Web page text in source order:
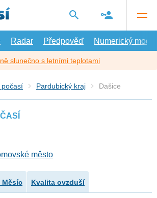
Radar Předpověď Numerický model
slunečno s letními teplotami
počasí Pardubický kraj Dašice
město
Měsíc Kvalita ovzduší